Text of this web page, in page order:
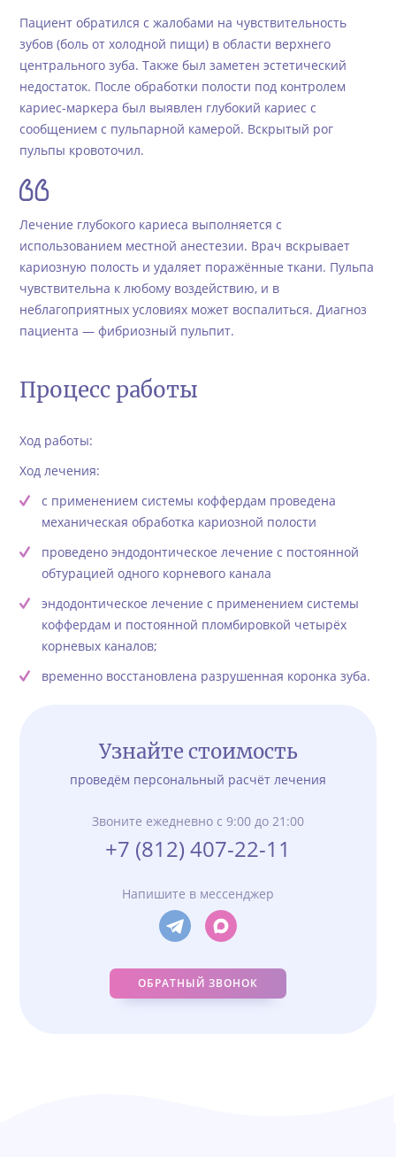
Пациент обратился с жалобами на чувствительность
зубов (боль от холодной пищи) в области верхнего
центрального зуба. Также был заметен эстетический
недостаток. После обработки полости под контролем
кариес-маркера был выявлен глубокий кариес с
сообщением с пульпарной камерой. Вскрытый рог
пульпы кровоточил.
Лечение глубокого кариеса выполняется с
использованием местной анестезии. Врач вскрывает
кариозную полость и удаляет поражённые ткани. Пульпа
чувствительна к любому воздействию, и в
неблагоприятных условиях может воспалиться. Диагноз
пациента — фибриозный пульпит.
Процесс работы
Ход работы:
Ход лечения:
с применением системы коффердам проведена
механическая обработка кариозной полости
проведено эндодонтическое лечение с постоянной
обтурацией одного корневого канала
эндодонтическое лечение с применением системы
коффердам и постоянной пломбировкой четырёх
корневых каналов;
временно восстановлена разрушенная коронка зуба.
Узнайте стоимость
проведём персональный расчёт лечения
Звоните ежедневно с 9:00 до 21:00
+7 (812) 407-22-11
Напишите в мессенджер
ОБРАТНЫЙ ЗВОНОК